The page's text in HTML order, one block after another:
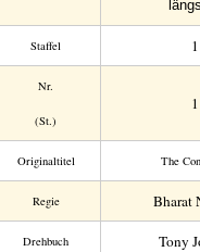
Staffel 1
Nr.
(St.)
1
Original­titel The
Regie Bharat
Drehbuch Tony